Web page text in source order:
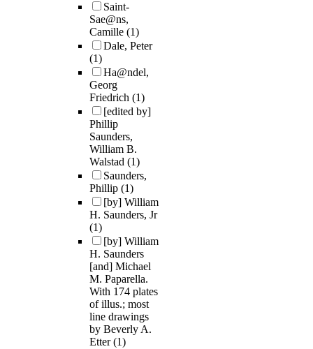
Saint-
Sae@ns,
Camille (1)
Dale, Peter
(1)
Ha@ndel,
Georg
Friedrich (1)
[edited by]
Phillip
Saunders,
William B.
Walstad (1)
Saunders,
Phillip (1)
[by] William
H. Saunders, Jr
(1)
[by] William
H. Saunders
[and] Michael
M. Paparella.
With 174 plates
of illus.; most
line drawings
by Beverly A.
Etter(1)